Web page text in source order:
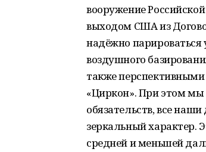
вооружение
выходом США из
надёжно
воздушного
также
«Циркон». При этом мы
обязательств, все
зеркальный характер.
средней и меньшей